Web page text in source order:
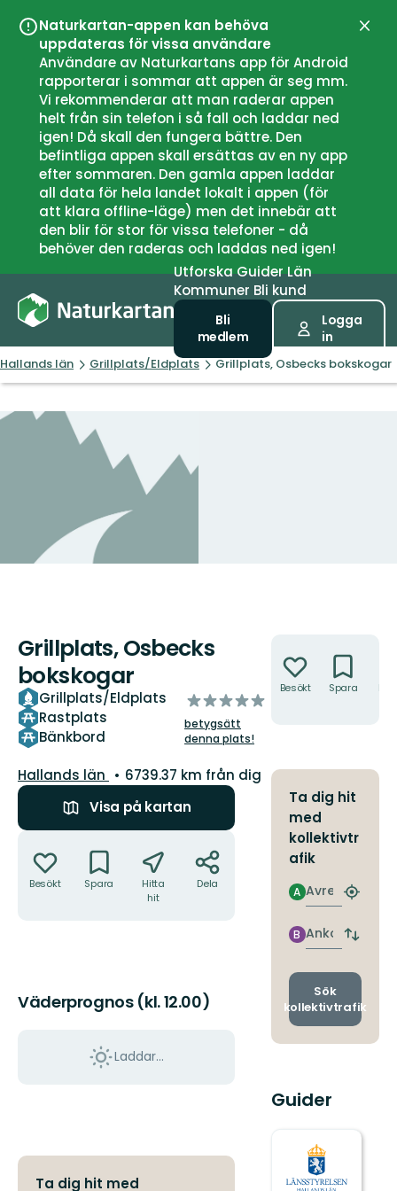
Naturkartan-appen kan behöva
uppdateras för vissa användare
Användare av Naturkartans app för Android
rapporterar i sommar att appen är seg mm.
Vi rekommenderar att man raderar appen
helt från sin telefon i så fall och laddar ned
igen! Då skall den fungera bättre. Den
befintliga appen skall ersättas av en ny app
efter sommaren. Den gamla appen laddar
all data för hela landet lokalt i appen (för
att klara offline-läge) men det innebär att
den blir för stor för vissa telefoner - då
behöver den raderas och laddas ned igen!
UtforskaGuiderLän
Kommuner Bli kund
Bli
medlem
Logga
in
Hallands län Grillplats/Eldplats Grillplats, Osbecks bokskogar
Grillplats, Osbecks
bokskogar
Grillplats/Eldplats
Rastplats
Bänkbord
av
5
stjärnor
betygsätt
denna plats!
Län:
Hallands län
6739.37 km från dig
Visa på kartan
Besökt Spara
Hitta
hit
Dela
Väderprognos (kl. 12.00)
Laddar...
Ta dig hit med
Besökt Spara
Ta dig hit
med
kollektivtr
afik
Avresa
A
Hitta
Ankomst
B
Byt
och
Sök
kollektivtrafik
Guider